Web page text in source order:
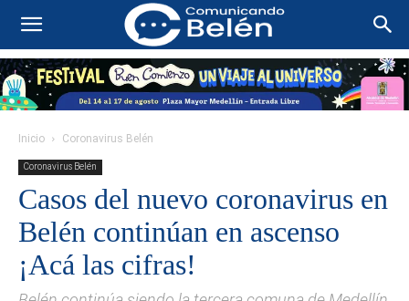
Inicio Coronavirus Belén
Coronavirus Belén
Casos del nuevo coronavirus en
Belén continúan en ascenso
¡Acá las cifras!